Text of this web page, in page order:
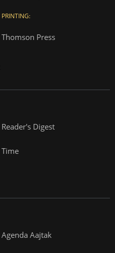
PRINTING:
Thomson Press
Reader's Digest
Time
Agenda Aajtak